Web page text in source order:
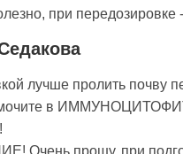
при передозировке
лучше пролить почву
в
Очень прошу, при